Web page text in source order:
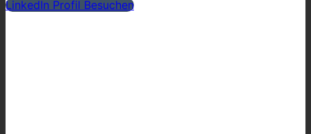
LinkedIn Profil Besuchen